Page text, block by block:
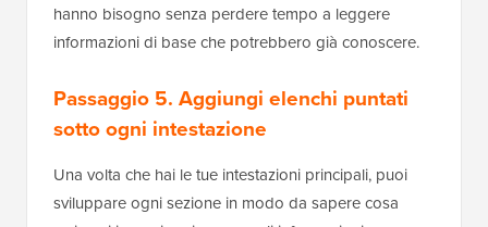
hanno bisogno senza perdere tempo a leggere
informazioni di base che potrebbero già conoscere.
Passaggio 5. Aggiungi elenchi puntati
sotto ogni intestazione
Una volta che hai le tue intestazioni principali, puoi
sviluppare ogni sezione in modo da sapere cosa